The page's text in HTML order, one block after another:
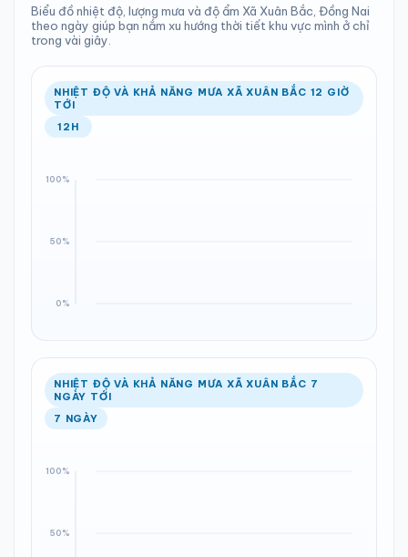
Biểu đồ nhiệt độ, lượng mưa và độ ẩm Xã Xuân Bắc, Đồng Nai
theo ngày giúp bạn nắm xu hướng thời tiết khu vực mình ở chỉ
trong vài giây.
NHIỆT ĐỘ VÀ KHẢ NĂNG MƯA XÃ XUÂN BẮC 12 GIỜ
TỚI
12H
NHIỆT ĐỘ VÀ KHẢ NĂNG MƯA XÃ XUÂN BẮC 7
NGÀY TỚI
7 NGÀY